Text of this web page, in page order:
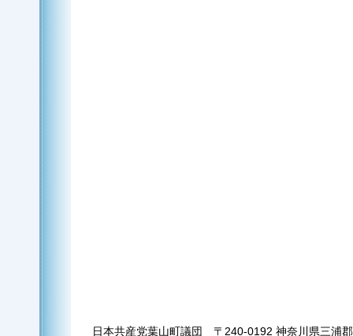
日本共産党葉山町議団 〒240-0192 神奈川県三浦